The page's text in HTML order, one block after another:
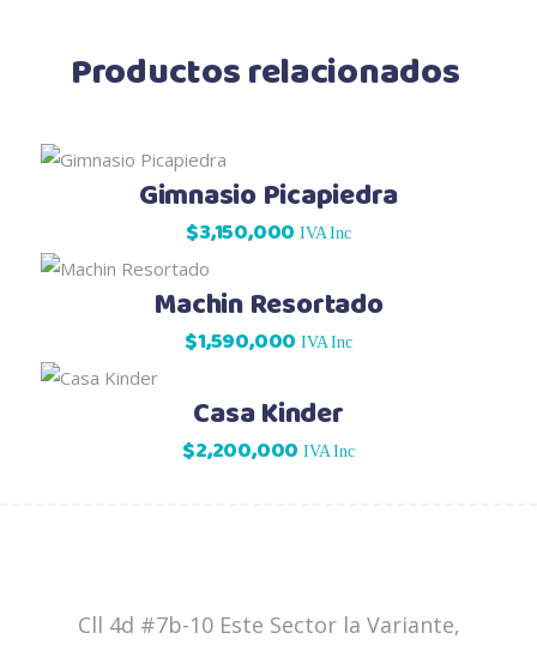
Productos relacionados
Gimnasio Picapiedra
$3,150,000 IVA Inc
Machin Resortado
$1,590,000 IVA Inc
Casa Kinder
$2,200,000 IVA Inc
Cll 4d #7b-10 Este Sector la Variante,